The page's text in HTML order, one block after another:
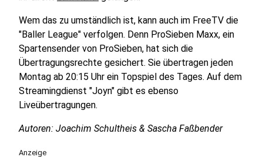
Wem das zu umständlich ist, kann auch im FreeTV die
"Baller League" verfolgen. Denn ProSieben Maxx, ein
Spartensender von ProSieben, hat sich die
Übertragungsrechte gesichert. Sie übertragen jeden
Montag ab 20:15 Uhr ein Topspiel des Tages. Auf dem
Streamingdienst "Joyn" gibt es ebenso
Liveübertragungen.
Autoren: Joachim Schultheis & Sascha Faßbender
Anzeige